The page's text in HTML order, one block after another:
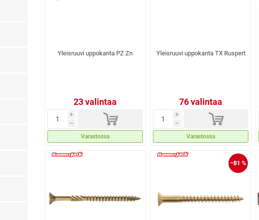
Yleisruuvi uppokanta PZ Zn
23 valintaa
i
h d
Varastossa
Yleisruuvi uppokanta TX Ruspert
76 valintaa
i
h d
Varastossa
−81 %